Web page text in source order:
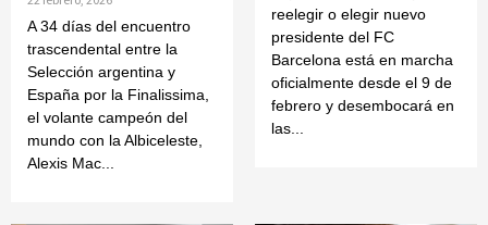
A 34 días del encuentro
trascendental entre la
Selección argentina y
España por la Finalissima,
el volante campeón del
mundo con la Albiceleste,
Alexis Mac...
reelegir o elegir nuevo
presidente del FC
Barcelona está en marcha
oficialmente desde el 9 de
febrero y desembocará en
las...